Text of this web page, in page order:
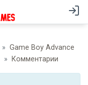
Game Boy Advance
Комментарии